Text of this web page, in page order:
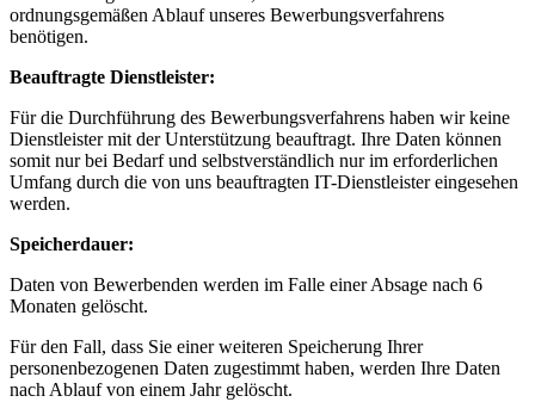
ordnungsgemäßen Ablauf unseres Bewerbungsverfahrens
benötigen.
Beauftragte Dienstleister:
Für die Durchführung des Bewerbungsverfahrens haben wir keine
Dienstleister mit der Unterstützung beauftragt. Ihre Daten können
somit nur bei Bedarf und selbstverständlich nur im erforderlichen
Umfang durch die von uns beauftragten IT-Dienstleister eingesehen
werden.
Speicherdauer:
Daten von Bewerbenden werden im Falle einer Absage nach 6
Monaten gelöscht.
Für den Fall, dass Sie einer weiteren Speicherung Ihrer
personenbezogenen Daten zugestimmt haben, werden Ihre Daten
nach Ablauf von einem Jahr gelöscht.